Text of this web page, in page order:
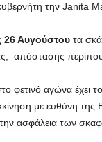
την Janita
26 Αυγούστουτα
απόστασης περίπου
φετινό αγώνα έχει
με ευθύνη
την ασφάλεια των